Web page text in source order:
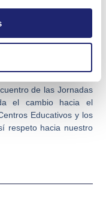
nosotros una de las
esfuerzos, para que
de las Jornadas
el cambio hacia el
Educativos y los
respeto hacia nuestro